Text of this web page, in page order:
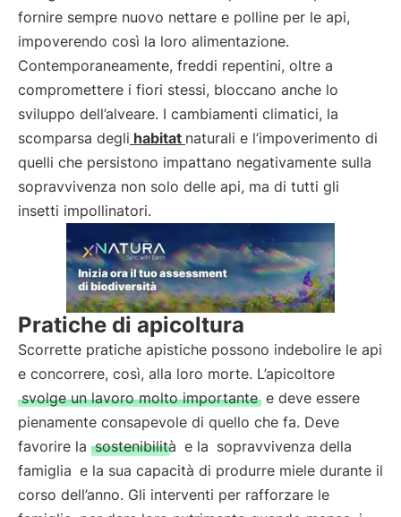
fornire sempre nuovo nettare e polline per le api,
impoverendo così la loro alimentazione.
Contemporaneamente, freddi repentini, oltre a
compromettere i fiori stessi, bloccano anche lo
sviluppo dell’alveare. I cambiamenti climatici, la
scomparsa degli habitat naturali e l’impoverimento di
quelli che persistono impattano negativamente sulla
sopravvivenza non solo delle api, ma di tutti gli
insetti impollinatori.
Pratiche di apicoltura
Scorrette pratiche apistiche possono indebolire le api
e concorrere, così, alla loro morte. L’apicoltore
svolge un lavoro molto importante e deve essere
pienamente consapevole di quello che fa. Deve
favorire la sostenibilità e la sopravvivenza della
famiglia e la sua capacità di produrre miele durante il
corso dell’anno. Gli interventi per rafforzare le